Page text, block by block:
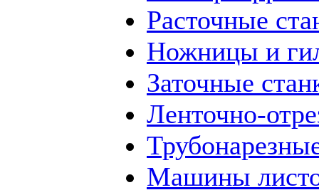
Расточные
Ножницы и
Заточные
Ленточно-
Машины